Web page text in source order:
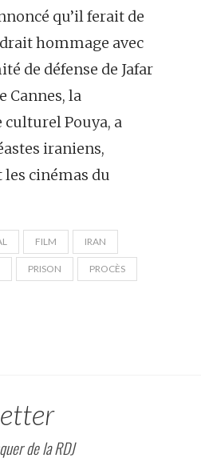
qu’il ferait de
hommage avec
de défense de Jafar
Cannes, la
culturel Pouya, a
iraniens,
les cinémas du
FILM IRAN
PRISON PROCÈS
de la RDJ